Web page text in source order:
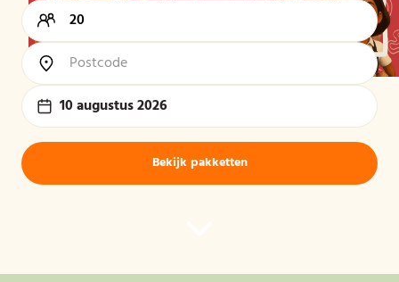
10 augustus 2026
Bekijk pakketten